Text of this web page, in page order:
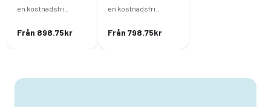
en kostnadsfri..
Från 898.75kr
en kostnadsfri..
Från 798.75kr